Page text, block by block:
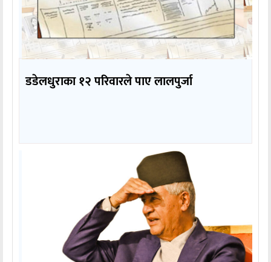
डडेलधुराका १२ परिवारले पाए लालपुर्जा